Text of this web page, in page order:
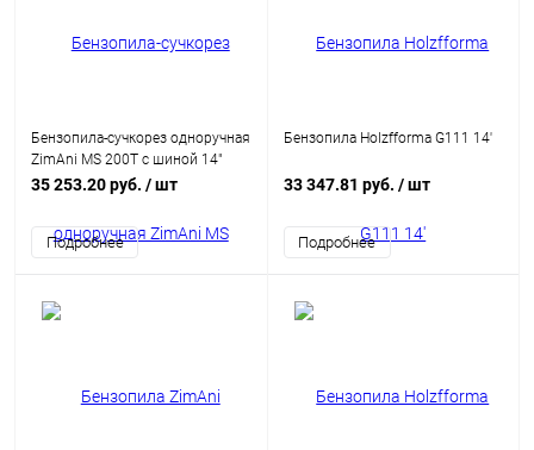
Бензопила-сучкорез одноручная
ZimAni MS 200T с шиной 14"
MS200T-14
35 253.20 руб. / шт
Подробнее
Бензопила Holzfforma G111 14'
33 347.81 руб. / шт
Подробнее